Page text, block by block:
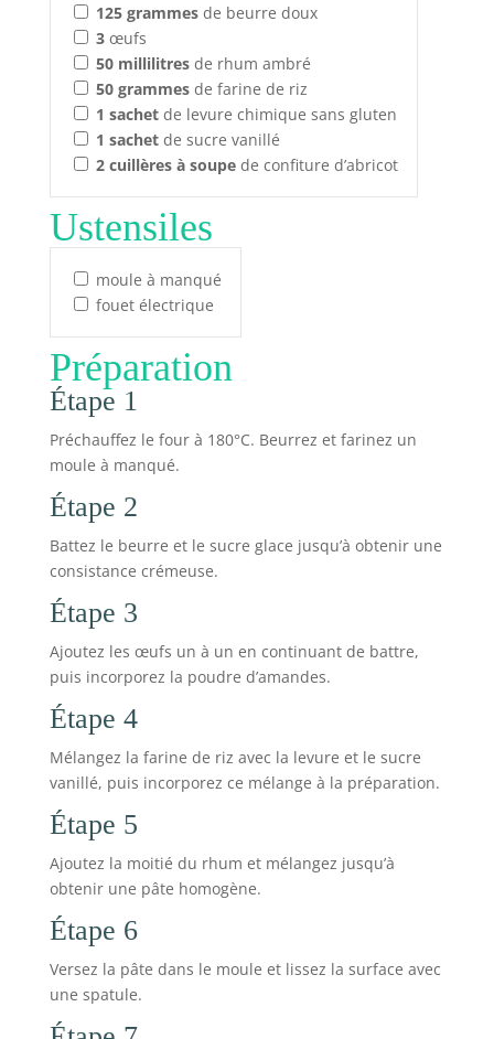
125 grammesde beurre doux
3œufs
50 millilitresde rhum ambré
50 grammesde farine de riz
1 sachetde levure chimique sans gluten
1 sachetde sucre vanillé
2 cuillères à soupede confiture d’abricot
Ustensiles
moule à manqué
fouet électrique
Préparation
Étape 1
Préchauffez le four à 180°C. Beurrez et farinez un
moule à manqué.
Étape 2
Battez le beurre et le sucre glace jusqu’à obtenir une
consistance crémeuse.
Étape 3
Ajoutez les œufs un à un en continuant de battre,
puis incorporez la poudre d’amandes.
Étape 4
Mélangez la farine de riz avec la levure et le sucre
vanillé, puis incorporez ce mélange à la préparation.
Étape 5
Ajoutez la moitié du rhum et mélangez jusqu’à
obtenir une pâte homogène.
Étape 6
Versez la pâte dans le moule et lissez la surface avec
une spatule.